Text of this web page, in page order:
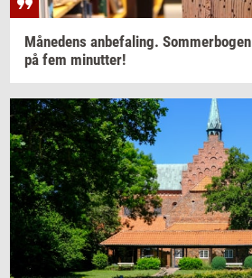
Må­ne­dens an­be­fa­ling. Som­mer­bo­gen
på fem mi­nut­ter!